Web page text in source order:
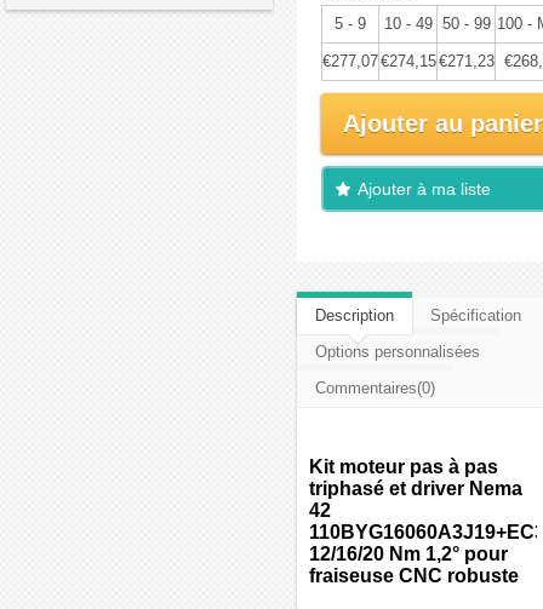
5 - 9
10 - 49 50 - 99 100 -
€277,07€274,15€271,23
Ajouter au panier
Ajouter à ma liste
Description
Spécification
Options personnalisées
Commentaires(0)
Kit moteur pas à pas
triphasé et driver Nema
42
12/16/20 Nm 1,2° pour
fraiseuse CNC robuste